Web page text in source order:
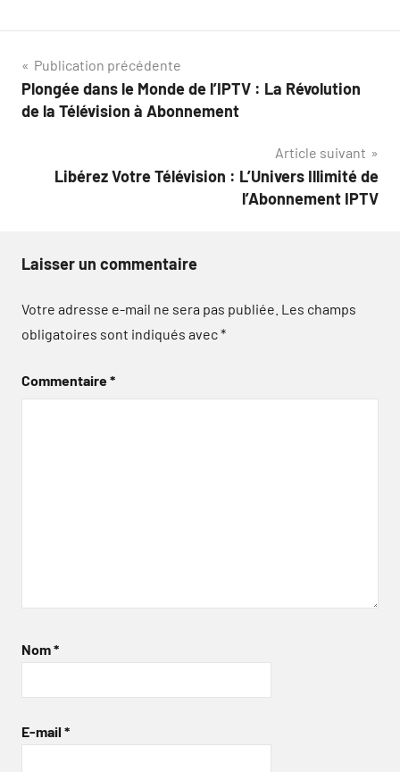
Navigation
de
Publication précédente
Plongée dans le Monde de l’IPTV : La Révolution
de la Télévision à Abonnement
Article suivant
Libérez Votre Télévision : L’Univers Illimité de
l’Abonnement IPTV
Laisser un commentaire
Votre adresse e-mail ne sera pas publiée. Les champs
obligatoires sont indiqués avec*
Commentaire*
Nom*
E-mail *